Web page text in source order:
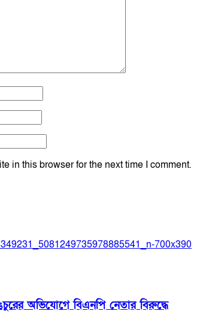
in this browser for the next time I comment.
অভিযোগে বিএনপি নেতার বিরুদ্ধে